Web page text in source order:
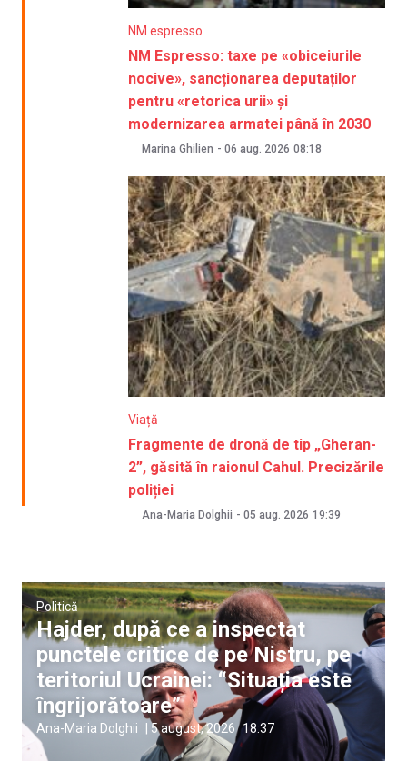
NM espresso
NM Espresso: taxe pe «obiceiurile
nocive», sancționarea deputaților
pentru «retorica urii» și
modernizarea armatei până în 2030
Marina Ghilien - 06 aug. 2026 08:18
Viață
Fragmente de dronă de tip „Gheran-
2”, găsită în raionul Cahul. Precizările
poliției
Ana-Maria Dolghii - 05 aug. 2026 19:39
Politică
Hajder, după ce a inspectat
punctele critice de pe Nistru, pe
teritoriul Ucrainei: “Situația este
îngrijorătoare”
Ana-Maria Dolghii | 5 august, 2026 18:37